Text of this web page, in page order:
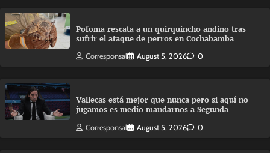
Pofoma rescata a un quirquincho andino tras
sufrir el ataque de perros en Cochabamba
Corresponsal August 5, 2026 0
Vallecas está mejor que nunca pero si aquí no
jugamos es medio mandarnos a Segunda
Corresponsal August 5, 2026 0